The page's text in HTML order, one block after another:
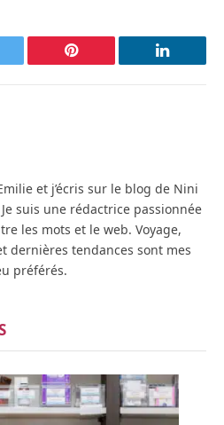
Pinterest LinkedIn
et j’écris sur le blog de Nini
suis une rédactrice passionnée
les mots et le web. Voyage,
dernières tendances sont mes
préférés.